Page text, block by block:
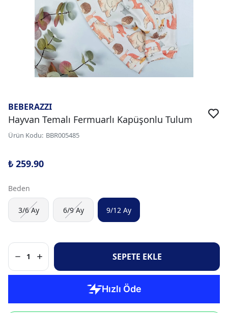
BEBERAZZI
Hayvan Temalı Fermuarlı Kapüşonlu Tulum
Ürün Kodu: BBR005485
₺ 259.90
Beden
3/6 Ay 6/9 Ay 9/12 Ay
1 SEPETE EKLE